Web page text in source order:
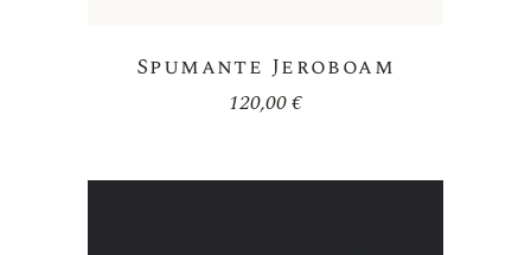
Spumante Jeroboam
120,00€